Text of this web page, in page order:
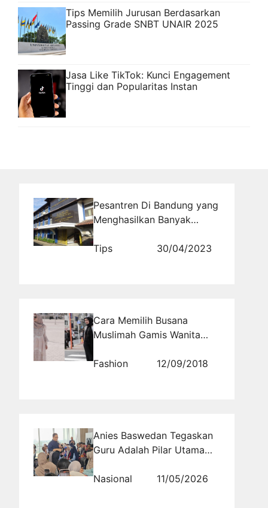
Tips Memilih Jurusan Berdasarkan
Passing Grade SNBT UNAIR 2025
Jasa Like TikTok: Kunci Engagement
Tinggi dan Popularitas Instan
Pesantren Di Bandung yang
Menghasilkan Banyak
Tips
30/04/2023
Cara Memilih Busana
Muslimah Gamis Wanita
Fashion
12/09/2018
Anies Baswedan Tegaskan
Guru Adalah Pilar Utama
Digantikan oleh Kecerdasan
Nasional 11/05/2026